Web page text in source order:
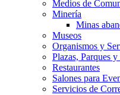
Medios de
Minería
Minas
Museos
Organismos y
Plazas, Parques y
Restaurantes
Salones para
Servicios de